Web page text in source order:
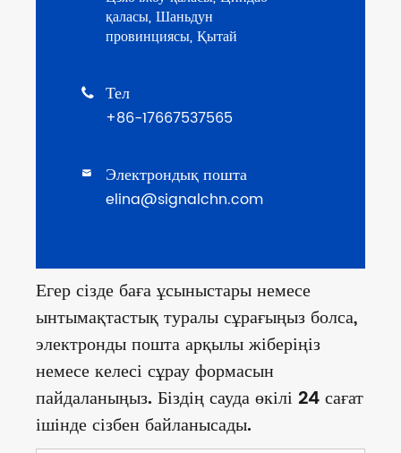
қаласы, Шаньдун
провинциясы, Қытай
 Тел
+86-17667537565
 Электрондық пошта
elina@signalchn.com
Егер сізде баға ұсыныстары немесе
ынтымақтастық туралы сұрағыңыз болса,
электронды пошта арқылы жіберіңіз
немесе келесі сұрау формасын
пайдаланыңыз. Біздің сауда өкілі 24 сағат
ішінде сізбен байланысады.